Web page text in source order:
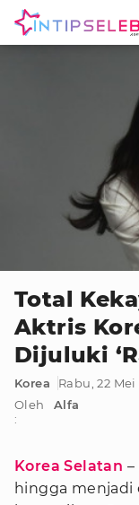
Total
Aktris
Dijuluki
Korea
Rabu, 22
Oleh
:
Alfa
Korea Selatan
hingga menjadi